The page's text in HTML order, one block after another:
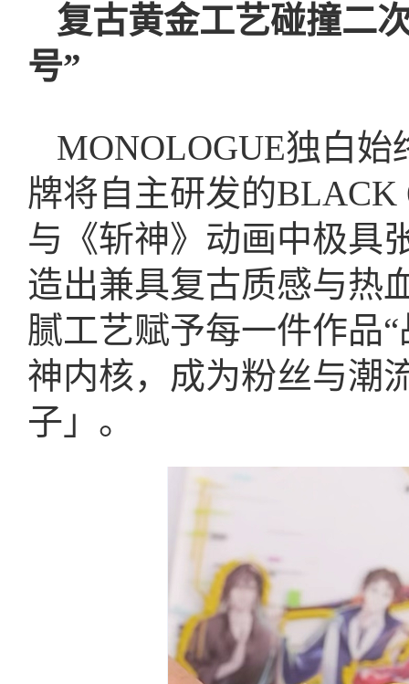
复古黄金工艺碰撞二
号”
MONOLOGUE独白
牌将自主研发的BLACK
与《斩神》动画中极具
造出兼具复古质感与热
腻工艺赋予每一件作品
神内核，成为粉丝与潮
子」。